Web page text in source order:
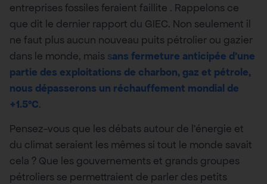
entreprises fossiles feraient faillite . Rappelons ce
que dit le dernier rapport du GIEC. Non seulement il
ne faut plus aucun nouveau puits pétrolier ou gazier
dans le monde, mais sans fermeture anticipée d’une
partie des exploitations de charbon, gaz et pétrole,
nous dépasserons un réchauffement mondial de
+1.5°C.
Pensez-vous que les débats autour de l’énergie et
du climat seraient les mêmes si tout le monde savait
cela ? Que les gouvernements et grands groupes
pétroliers se permettraient de parler des petits